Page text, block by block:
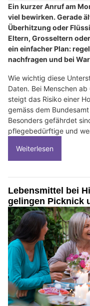
Ein kurzer Anruf am
viel bewirken. Gerade
Überhitzung oder
Eltern, Grosseltern
ein einfacher Plan:
nachfragen und bei
Wie wichtig diese
Daten. Bei Menschen
steigt das Risiko einer
gemäss dem
Besonders gefährdet
pflegebedürftige und
Weiterlesen
Lebensmittel bei
gelingen Picknick